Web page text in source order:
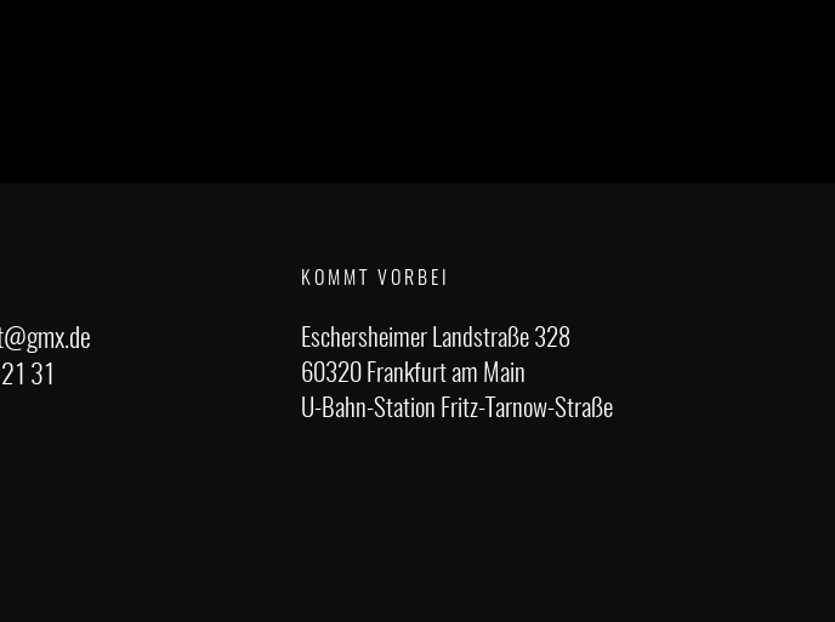
31
KOMMT VORBEI
Eschersheimer Landstraße 328
60320 Frankfurt am Main
U-Bahn-Station Fritz-Tarnow-Straße